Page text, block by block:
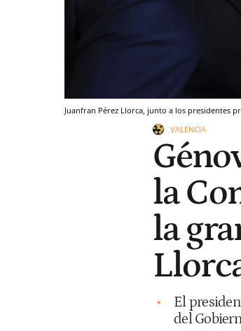
Juanfran Pérez Llorca, junto a los presidentes
VALENCIA
la
la
El
del